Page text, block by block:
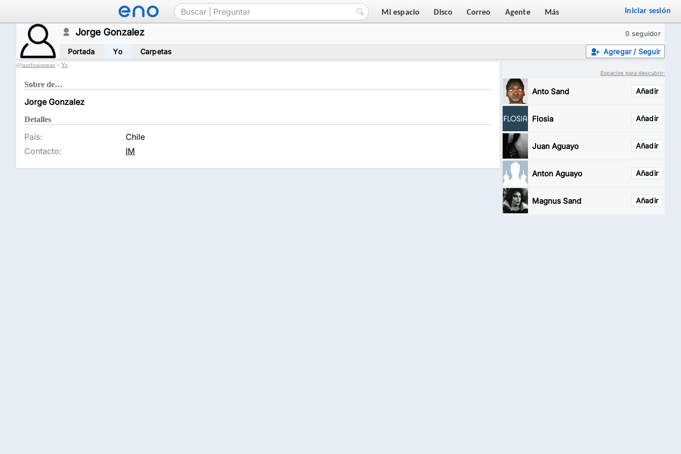
Mi espacio Disco Correo Agente Más Iniciar sesión
0 seguidor
Jorge Gonzalez
Agregar / Seguir
Portada Yo Carpetas
@jazzfusionman > Yo
Sobre de…
Jorge Gonzalez
Detalles
País:
Chile
Contacto:
IM
Espacios para descubrir:
Añadir
Anto Sand
Añadir
Flosia
Añadir
Juan Aguayo
Añadir
Anton Aguayo
Añadir
Magnus Sand